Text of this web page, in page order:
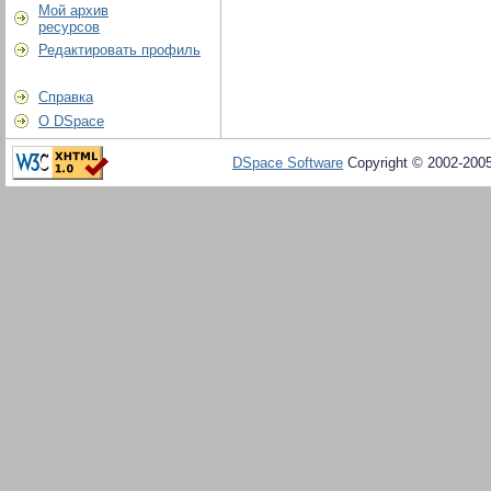
Мой архив
ресурсов
Редактировать профиль
Справка
О DSpace
DSpace Software Copyright © 2002-